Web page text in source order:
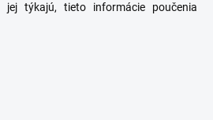
týkajú, tieto informácie poučenia